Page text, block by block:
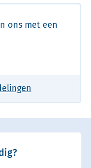
ons met een